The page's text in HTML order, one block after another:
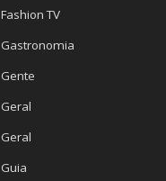
Fashion TV
Gastronomia
Gente
Geral
Geral
Guia